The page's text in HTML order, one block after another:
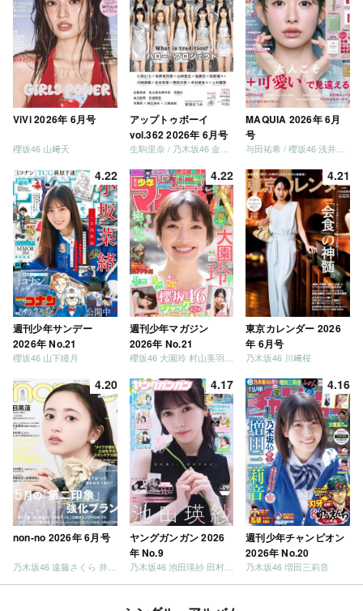
ViVi 2026年 6月号
櫻坂46 山﨑天
アップトゥボーイ
vol.362 2026年 6月号
生駒里奈 / 乃木坂46 金川紗耶 森平麗心
MAQUIA 2026年 6月
号
与田祐希 / 櫻坂46 浅井恋乃未
4.22
週刊少年サンデー
2026年 No.21
櫻坂46 山下瞳月
4.22
週刊少年マガジン
2026年 No.21
4.21
東京カレンダー 2026
年 6月号
乃木坂46 川﨑桜
4.20
non-no 2026年 6月号
4.17
ヤングガンガン 2026
年 No.9
乃木坂46 池田瑛紗 田村真佑
4.16
週刊少年チャンピオン
2026年 No.20
乃木坂46 増田三莉音